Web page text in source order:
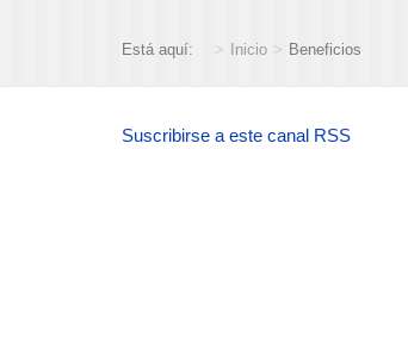
Está aquí: Inicio Beneficios
Suscribirse a este canal RSS